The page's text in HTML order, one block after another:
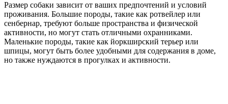
Размер собаки зависит от ваших предпочтений и условий
проживания. Большие породы, такие как ротвейлер или
сенбернар, требуют больше пространства и физической
активности, но могут стать отличными охранниками.
Маленькие породы, такие как йоркширский терьер или
шпицы, могут быть более удобными для содержания в доме,
но также нуждаются в прогулках и активности.